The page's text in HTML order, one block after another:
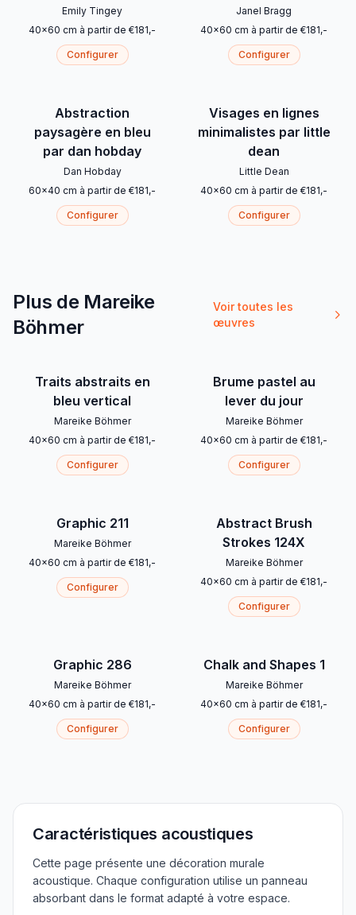
Emily Tingey
40x60 cm à partir de €181,-
Configurer
Janel Bragg
40x60 cm à partir de €181,-
Configurer
Abstraction
paysagère en bleu
par dan hobday
Dan Hobday
60x40 cm à partir de €181,-
Configurer
Visages en lignes
minimalistes par little
dean
Little Dean
40x60 cm à partir de €181,-
Configurer
Plus de Mareike
Böhmer
Voir toutes les
œuvres
Traits abstraits en
bleu vertical
Mareike Böhmer
40x60 cm à partir de €181,-
Configurer
Brume pastel au
lever du jour
Mareike Böhmer
40x60 cm à partir de €181,-
Configurer
Graphic 211
Mareike Böhmer
40x60 cm à partir de €181,-
Configurer
Abstract Brush
Strokes 124X
Mareike Böhmer
40x60 cm à partir de €181,-
Configurer
Graphic 286
Mareike Böhmer
40x60 cm à partir de €181,-
Configurer
Chalk and Shapes 1
Mareike Böhmer
40x60 cm à partir de €181,-
Configurer
Caractéristiques acoustiques
Cette page présente une décoration murale
acoustique. Chaque configuration utilise un panneau
absorbant dans le format adapté à votre espace.